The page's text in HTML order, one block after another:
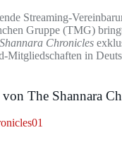
Streaming-
Gruppe (TMG)
Chronicles
Mitgliedschaften in
The Shannara